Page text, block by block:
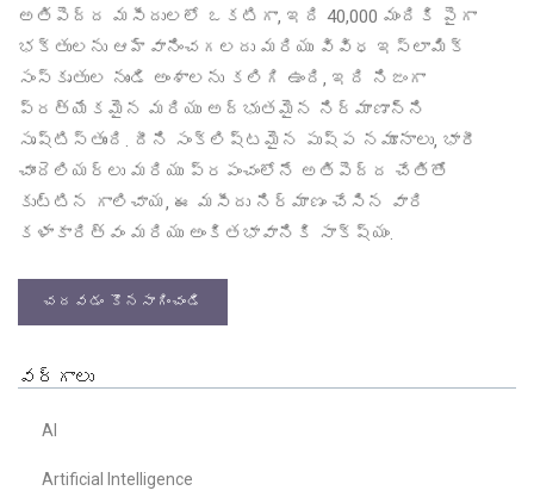
అతిపెద్ద మసీదులలో ఒకటిగా, ఇది 40,000 మందికి పైగా
భక్తులను ఆహ్వానించగలదు మరియు వివిధ ఇస్లామిక్
సంస్కృతుల నుండి అంశాలను కలిగి ఉంది, ఇది నిజంగా
ప్రత్యేకమైన మరియు అద్భుతమైన నిర్మాణాన్ని
సృష్టిస్తుంది. దీని సంక్లిష్టమైన పుష్ప నమూనాలు, భారీ
చాందెలియర్లు మరియు ప్రపంచంలోనే అతిపెద్ద చేతితో
కుట్టిన గాలిచాయ, ఈ మసీదు నిర్మాణం చేసిన వారి
కళాకారిత్వం మరియు అంకితభావానికి సాక్ష్యం.
చదవడం కొనసాగించండి
వర్గాలు
AI
Artificial Intelligence